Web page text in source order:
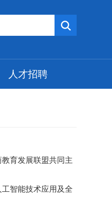
人才招聘
育发展联盟共同主
智能技术应用及全